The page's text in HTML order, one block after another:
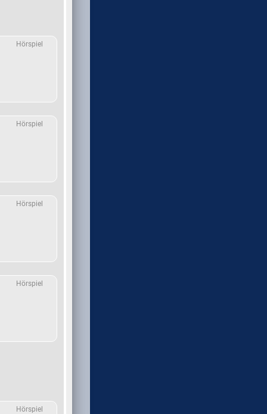
Hörspiel
Hörspiel
Hörspiel
Hörspiel
Hörspiel